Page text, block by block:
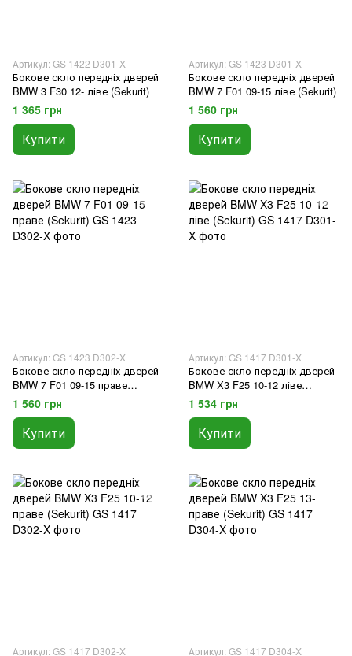
Артикул: GS 1422 D301-X
Бокове скло передніх дверей
BMW 3 F30 12- ліве (Sekurit)
1 365 грн
Купити
Артикул: GS 1423 D301-X
Бокове скло передніх дверей
BMW 7 F01 09-15 ліве (Sekurit)
1 560 грн
Купити
Артикул: GS 1423 D302-X
Бокове скло передніх дверей
BMW 7 F01 09-15 праве
(Sekurit)
1 560 грн
Купити
Артикул: GS 1417 D301-X
Бокове скло передніх дверей
BMW X3 F25 10-12 ліве
(Sekurit)
1 534 грн
Купити
Артикул: GS 1417 D302-X Артикул: GS 1417 D304-X